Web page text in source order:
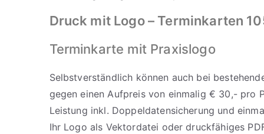
Druck mit Logo– Terminkarten
Terminkarte mit Praxislogo
Selbstverständlich können auch bei
gegen einen Aufpreis von einmalig € 30,- pro
Leistung inkl. Doppeldatensicherung und
Ihr Logo als Vektordatei oder druckfähiges